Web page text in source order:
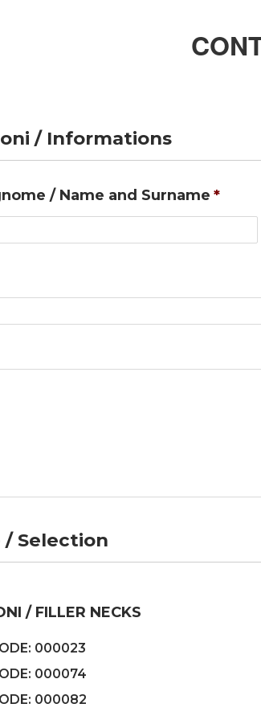
/ Informations
/ Name and Surname *
/ Selection
/ FILLER NECKS
000023
000074
000082